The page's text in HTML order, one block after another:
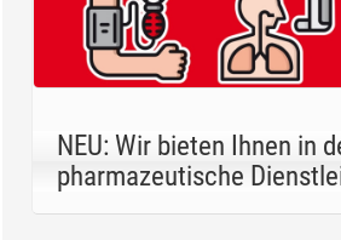
NEU: Wir bieten Ihnen in
pharmazeutische